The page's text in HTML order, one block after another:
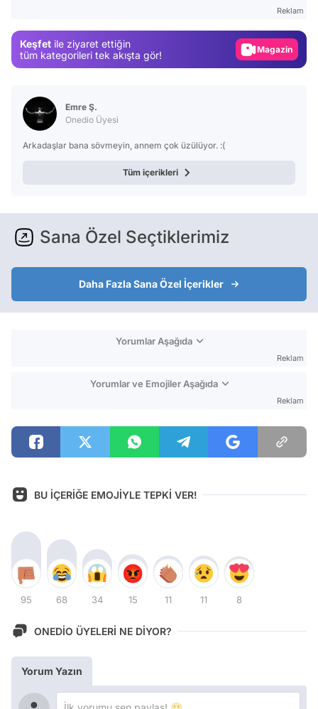
Reklam
Keşfet ile ziyaret ettiğin
tüm kategorileri tek akışta gör!
Magazin
Emre Ş.
Onedio Üyesi
Arkadaşlar bana sövmeyin, annem çok üzülüyor. :(
Tüm içerikleri
Sana Özel Seçtiklerimiz
Daha Fazla Sana Özel İçerikler
Yorumlar Aşağıda
Reklam
Yorumlar ve Emojiler Aşağıda
Reklam
BU İÇERİĞE EMOJİYLE TEPKİ VER!
95 68 34 15 11 11 8
ONEDİO ÜYELERİ NE DİYOR?
Yorum Yazın